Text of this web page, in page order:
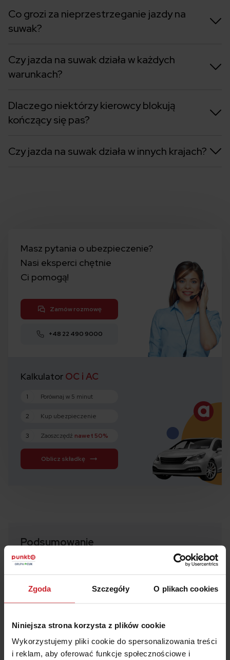
Zgoda Szczegóły O plikach cookies
Niniejsza strona korzysta z plików cookie
Wykorzystujemy pliki cookie do spersonalizowania treści
i reklam, aby oferować funkcje społecznościowe i
Co grozi za nieprzestrzeganie jazdy na
suwak?
Czy jazda na suwak działa w każdych
warunkach?
Dlaczego niektórzy kierowcy blokują
kończący się pas?
Czy jazda na suwak działa w innych krajach?
Masz pytania o ubezpieczenie?
Nasi eksperci chętnie
Ci pomogą!
Zamów rozmowę
+48 22 490 9000
Kalkulator OC i AC
1 Porównaj w 5 minut
2 Kup ubezpieczenie
3 Zaoszczędź nawet 50%
Oblicz składkę
Podsumowanie
Jazda na suwak to
bezpieczeństwana drogach.
sytuacjach i powinna być stosowana zgodnie z
Unikanie błędów, stosowanie kultury jazdy i